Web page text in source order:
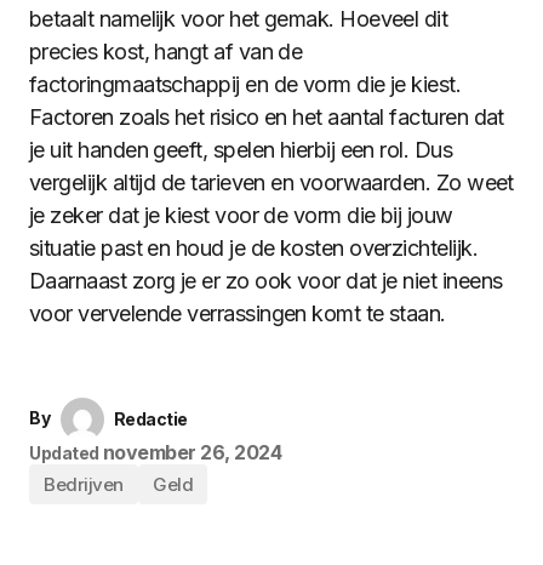
betaalt namelijk voor het gemak. Hoeveel dit
precies kost, hangt af van de
factoringmaatschappij en de vorm die je kiest.
Factoren zoals het risico en het aantal facturen dat
je uit handen geeft, spelen hierbij een rol. Dus
vergelijk altijd de tarieven en voorwaarden. Zo weet
je zeker dat je kiest voor de vorm die bij jouw
situatie past en houd je de kosten overzichtelijk.
Daarnaast zorg je er zo ook voor dat je niet ineens
voor vervelende verrassingen komt te staan.
By
Redactie
Updated november 26, 2024
Bedrijven Geld